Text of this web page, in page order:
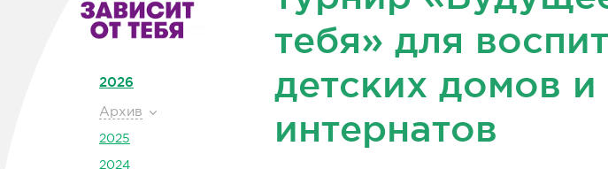
2026
Архив
2025
2024
тебя» для
детских домов
интернатов